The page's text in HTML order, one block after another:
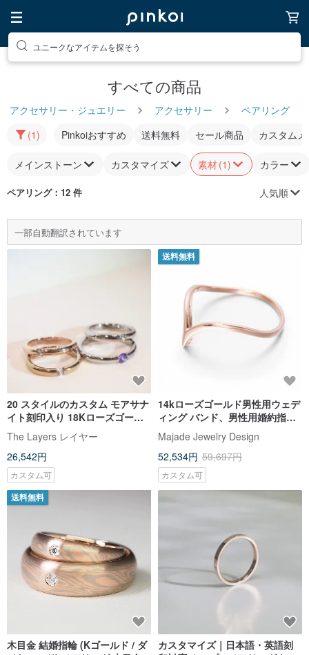
ユニークなアイテムを探そう
すべての商品
アクセサリー・ジュエリー アクセサリー
ペアリング
(1)
Pinkoiおすすめ 送料無料 セール商品 カスタム
メインストーン カスタマイズ 素材(1) カラー
ペアリング：12 件 人気順
一部自動翻訳されています
20 スタイルのカスタム モアサナ
イト刻印入り 18Kローズゴール
ドとシルバーの結婚指輪を限定
カスタマイズ
The Layers レイヤー
26,542円
カスタム可
送料無料
14kローズゴールド男性用ウェデ
ィング バンド、男性用婚約指
輪、彼用ローズゴールドリング
Majade Jewelry Design
52,534円 59,697円
カスタム可
送料無料
木目金 結婚指輪 (Kゴールド / ダ
カスタマイズ｜日本語・英語刻